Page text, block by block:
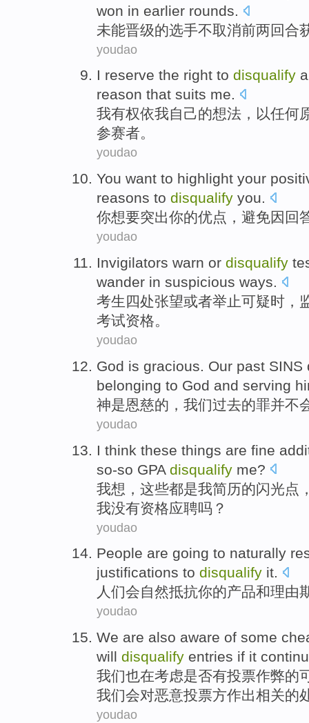
won in earlier rounds
未能晋级的选手不取消前两回合
youdao
I reserve the right to disqualify
reason that suits me.
我有权依我自己的想法， 以任何
参赛者。
youdao
You want to highlight your
reasons to disqualify you.
你想要突出你的优点 ， 避免因回
youdao
Invigilators warn or disqualify
wander in suspicious ways.
考生四处张望或者举止可疑时，
考试资格。
youdao
God is gracious. Our past SINS
belonging to God and serving
神是恩慈的， 我们过去的罪并不
youdao
I think these things are fine
so-so GPA disqualify me?
我想 ， 这些都是我简历的闪光点
我没有资格应聘吗？
youdao
People are going to naturally
justifications to disqualify it.
人们会自然抵抗你的产品和理由
youdao
We are also aware of some
will disqualify entries if it
我们也在考虑是否有投票作弊的
我们会对恶意投票方作出相关的
youdao